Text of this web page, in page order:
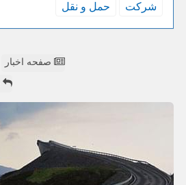
شركت
حمل و نقل
صفحه اخبار